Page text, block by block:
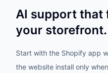
AI support that
your storefront.
Start with the Shopify app
the website install only